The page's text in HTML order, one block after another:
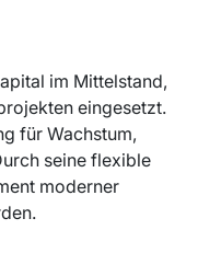
im Mittelstand,
eingesetzt.
für Wachstum,
seine flexible
moderner